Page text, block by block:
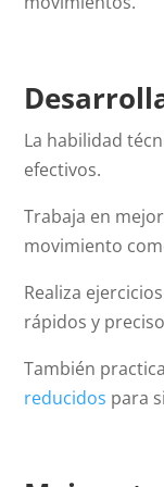
La habilidad
efectivos.
Trabaja en
movimiento
Realiza
rápidos y
También
reducidos para